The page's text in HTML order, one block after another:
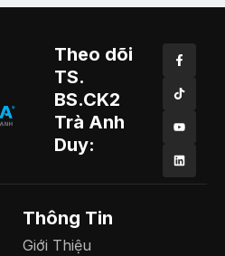
Theo dõi
TS.
BS.CK2
Trà Anh
Duy:
Thông Tin
Giới Thiệu